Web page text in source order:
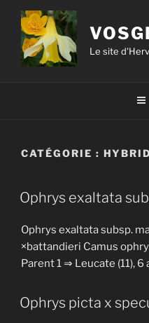
Le site
CATÉGORIE :
Ophrys exaltata
Ophrys exaltata subsp.
×battandieri Camus
Parent 1 ⇒ Leucate (11),
Ophrys picta x